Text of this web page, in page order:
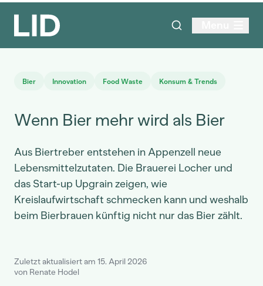
Bier Innovation Food Waste Konsum & Trends
Wenn Bier mehr wird als Bier
Aus Biertreber entstehen in Appenzell neue
Lebensmittelzutaten. Die Brauerei Locher und
das Start-up Upgrain zeigen, wie
Kreislaufwirtschaft schmecken kann und weshalb
beim Bierbrauen künftig nicht nur das Bier zählt.
Zuletzt aktualisiert am 15. April 2026
von Renate Hodel